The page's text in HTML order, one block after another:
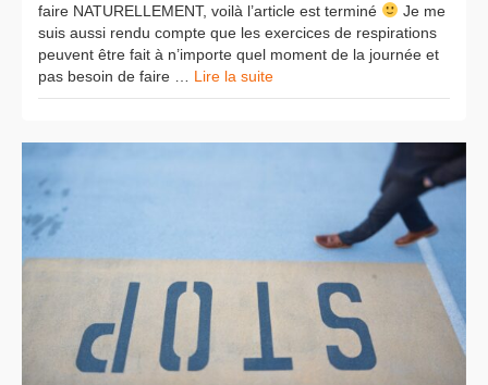
faire NATURELLEMENT, voilà l’article est terminé
Je me
suis aussi rendu compte que les exercices de respirations
peuvent être fait à n’importe quel moment de la journée et
pas besoin de faire … Lire la suite